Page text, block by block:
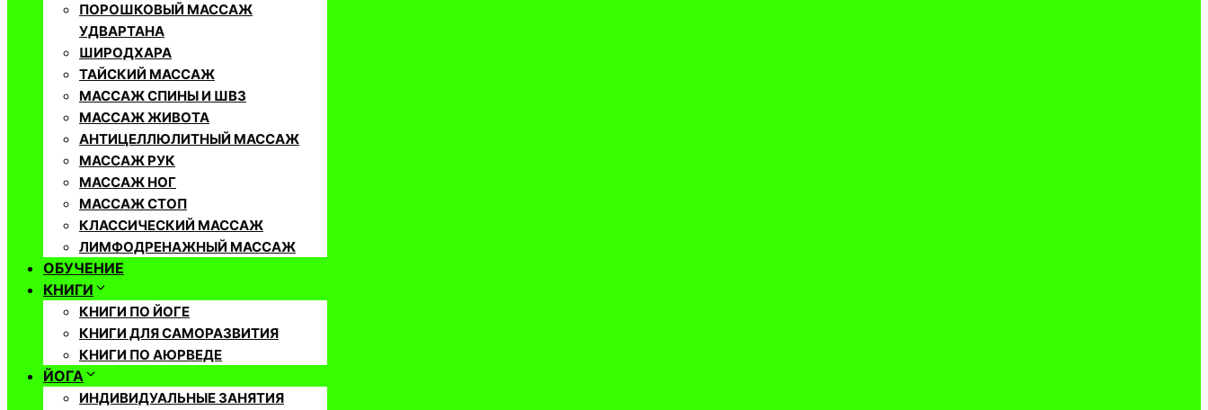
ПОРОШКОВЫЙ МАССАЖ
УДВАРТАНА
ШИРОДХАРА
ТАЙСКИЙ МАССАЖ
МАССАЖ СПИНЫ И ШВЗ
МАССАЖ ЖИВОТА
АНТИЦЕЛЛЮЛИТНЫЙ МАССАЖ
МАССАЖ РУК
МАССАЖ НОГ
МАССАЖ СТОП
КЛАССИЧЕСКИЙ МАССАЖ
ЛИМФОДРЕНАЖНЫЙ МАССАЖ
ОБУЧЕНИЕ
КНИГИ
КНИГИ ПО ЙОГЕ
КНИГИ ДЛЯ САМОРАЗВИТИЯ
КНИГИ ПО АЮРВЕДЕ
ЙОГА
ИНДИВИДУАЛЬНЫЕ ЗАНЯТИЯ